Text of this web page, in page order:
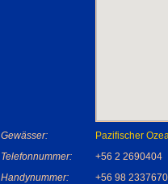
Gewässer:
Pazifischer
Telefonnummer:
+56 2 2690404
Handynummer:
+56 98 2337670